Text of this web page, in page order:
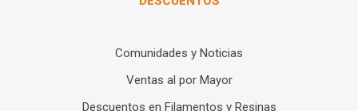
Comunidades y Noticias
Ventas al por Mayor
Descuentos en Filamentos y Resinas